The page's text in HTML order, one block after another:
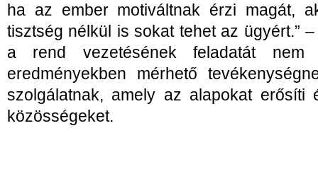
ha az ember motiváltnak érzi magát,
tisztség nélkül is sokat tehet az ügyért.”
a rend vezetésének feladatát nem
eredményekben mérhető
szolgálatnak, amely az alapokat
közösségeket.